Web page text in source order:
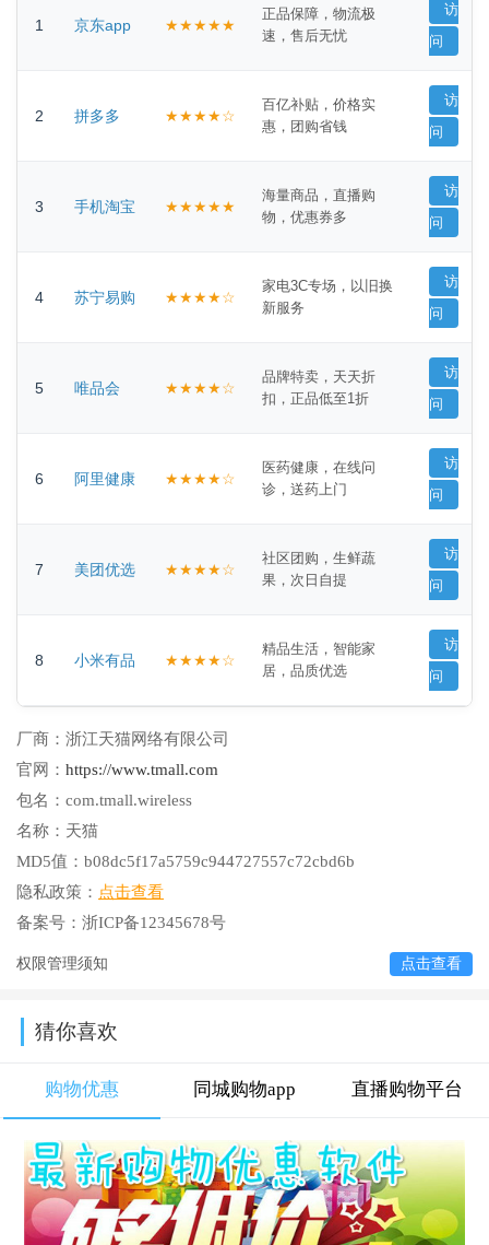
1 京东app ★★★★★
正品保障，物流极
速，售后无忧
访
问
2 拼多多 ★★★★☆
百亿补贴，价格实
惠，团购省钱
访
问
3 手机淘宝 ★★★★★
海量商品，直播购
物，优惠券多
访
问
4 苏宁易购 ★★★★☆
家电3C专场，以旧换
新服务
访
问
5 唯品会 ★★★★☆
品牌特卖，天天折
扣，正品低至1折
访
问
6 阿里健康 ★★★★☆
医药健康，在线问
诊，送药上门
访
问
7 美团优选 ★★★★☆
社区团购，生鲜蔬
果，次日自提
访
问
8 小米有品 ★★★★☆
精品生活，智能家
居，品质优选
访
问
厂商： 浙江天猫网络有限公司
官网： https://www.tmall.com
包名： com.tmall.wireless
名称： 天猫
MD5值： b08dc5f17a5759c944727557c72cbd6b
隐私政策： 点击查看
备案号： 浙ICP备12345678号
权限管理须知 点击查看
猜你喜欢
购物优惠 同城购物app 直播购物平台